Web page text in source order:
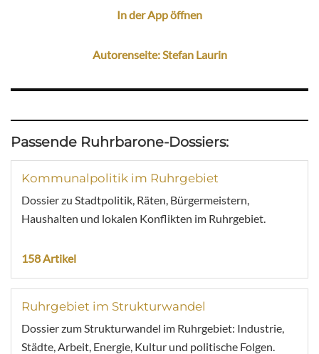
In der App öffnen
Autorenseite: Stefan Laurin
Passende Ruhrbarone-Dossiers:
Kommunalpolitik im Ruhrgebiet
Dossier zu Stadtpolitik, Räten, Bürgermeistern,
Haushalten und lokalen Konflikten im Ruhrgebiet.
158 Artikel
Ruhrgebiet im Strukturwandel
Dossier zum Strukturwandel im Ruhrgebiet: Industrie,
Städte, Arbeit, Energie, Kultur und politische Folgen.